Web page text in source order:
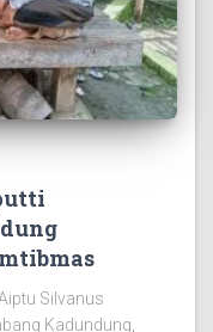
Silvanus
Kadundung,